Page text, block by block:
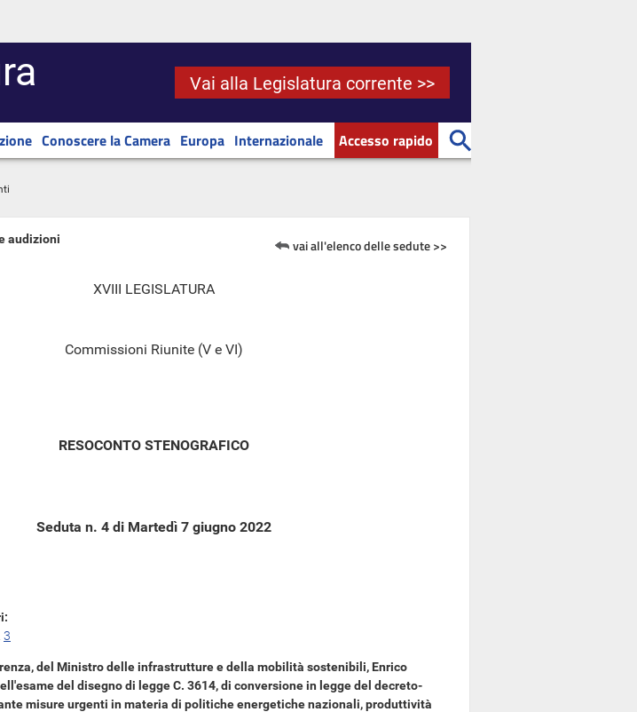
Vai alla Legislatura corrente >>
Conoscere la Camera Europa Internazionale Accesso rapido
audizioni vai all'elenco delle sedute >>
XVIII LEGISLATURA
Commissioni Riunite (V e VI)
RESOCONTO STENOGRAFICO
Seduta n. 4 di Martedì 7 giugno 2022
3
del Ministro delle infrastrutture e della mobilità sostenibili, Enrico
del disegno di legge C. 3614, di conversione in legge del decreto-
misure urgenti in materia di politiche energetiche nazionali, produttività